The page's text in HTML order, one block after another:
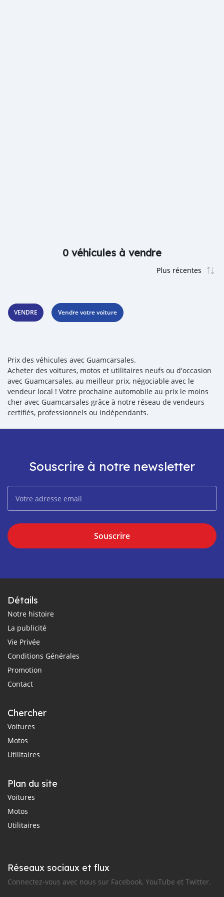
0 véhicules à vendre
VENDRE Vendre votre voiture
Prix des véhicules avec Guamcarsales.
Acheter des voitures, motos et utilitaires neufs ou d'occasion
avec Guamcarsales, au meilleur prix, négociable avec le
vendeur local ! Votre prochaine automobile au prix le moins
cher avec Guamcarsales grâce à notre réseau de vendeurs
certifiés, professionnels ou indépendants.
Souscrire à notre newsletter
Souscrire
Détails
Notre histoire
La publicité
Vie Privée
Conditions Générales
Promotion
Contact
Chercher
Voitures
Motos
Utilitaires
Plan du site
Voitures
Motos
Utilitaires
Réseaux sociaux et flux
Connectez-vous avec nous sur Facebook, YouTube et Twitter.